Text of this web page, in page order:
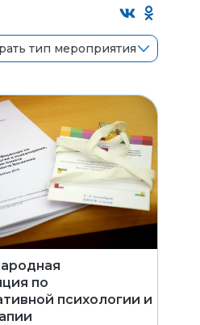
тип мероприятия
по
психологии и